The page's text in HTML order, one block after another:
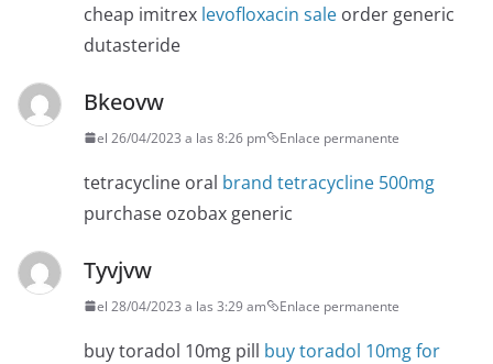
cheap imitrex levofloxacin sale order generic
dutasteride
Bkeovw
el 26/04/2023 a las 8:26 pm Enlace permanente
tetracycline oral brand tetracycline 500mg
purchase ozobax generic
Tyvjvw
el 28/04/2023 a las 3:29 am Enlace permanente
buy toradol 10mg pill buy toradol 10mg for